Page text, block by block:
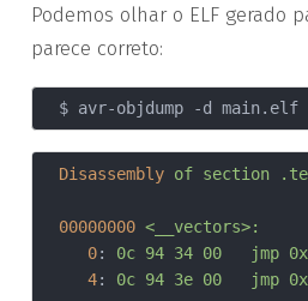
Podemos olhar o ELF gerado
parece correto:
Disassembly of section
00000000 <__vectors>:
0
4